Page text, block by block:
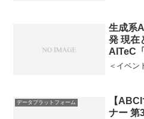
生成系
発 現在
AITeC
Group
＜イベン
データプラットフォーム
【
ナー 第